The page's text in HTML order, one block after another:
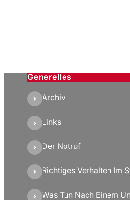
Generelles
Archiv
Links
Der Notruf
Richtiges Verhalten Im
Was Tun Nach Einem